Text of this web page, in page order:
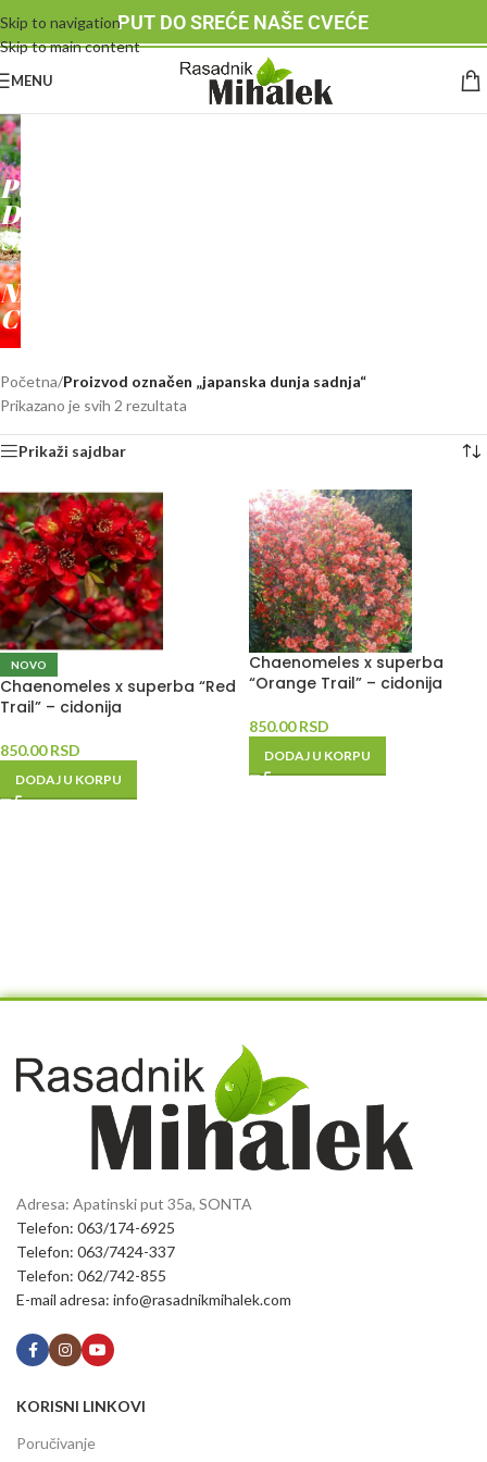
Skip to navigation
Skip to main content
PUT DO SREĆE NAŠE CVEĆE
MENU
RASADNIK
MIHALEK
PUT
DO
SREĆE
-
NAŠE
CVEĆE
Početna/Proizvod označen „japanska dunja sadnja“
Prikazano je svih 2 rezultata
Prikaži sajdbar
NOVO
Chaenomeles x superba “Red
Trail” – cidonija
850.00RSD
DODAJ U KORPU
Chaenomeles x superba
“Orange Trail” – cidonija
850.00RSD
DODAJ U KORPU
Adresa: Apatinski put 35a, SONTA
Telefon: 063/174-6925
Telefon: 063/7424-337
Telefon: 062/742-855
E-mail adresa: info@rasadnikmihalek.com
KORISNI LINKOVI
Poručivanje